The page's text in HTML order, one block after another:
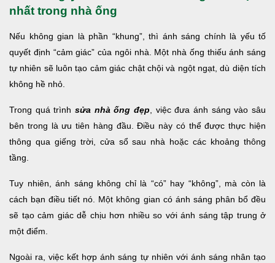
nhất trong nhà ống
Nếu không gian là phần “khung”, thì ánh sáng chính là yếu tố
quyết định “cảm giác” của ngôi nhà. Một nhà ống thiếu ánh sáng
tự nhiên sẽ luôn tạo cảm giác chật chội và ngột ngạt, dù diện tích
không hề nhỏ.
Trong quá trình sửa nhà ống đẹp , việc đưa ánh sáng vào sâu
bên trong là ưu tiên hàng đầu. Điều này có thể được thực hiện
thông qua giếng trời, cửa sổ sau nhà hoặc các khoảng thông
tầng.
Tuy nhiên, ánh sáng không chỉ là “có” hay “không”, mà còn là
cách bạn điều tiết nó. Một không gian có ánh sáng phân bổ đều
sẽ tạo cảm giác dễ chịu hơn nhiều so với ánh sáng tập trung ở
một điểm.
Ngoài ra, việc kết hợp ánh sáng tự nhiên với ánh sáng nhân tạo